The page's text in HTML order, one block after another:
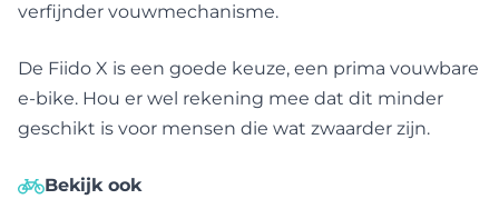
verfijnder vouwmechanisme.
De Fiido X is een goede keuze, een prima vouwbare
e-bike. Hou er wel rekening mee dat dit minder
geschikt is voor mensen die wat zwaarder zijn.
Bekijk ook